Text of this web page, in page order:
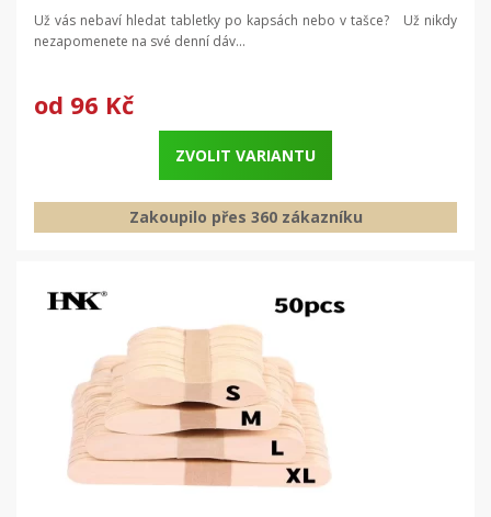
Už vás nebaví hledat tabletky po kapsách nebo v tašce? Už nikdy
nezapomenete na své denní dáv...
od 96 Kč
ZVOLIT VARIANTU
Zakoupilo přes 360 zákazníku